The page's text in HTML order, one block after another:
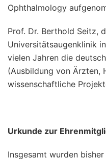
Ophthalmology
Prof. Dr. Berthold Seitz,
Universitätsaugenklinik
vielen Jahren die
(Ausbildung von Ärzten,
wissenschaftliche
Urkunde zur
Insgesamt wurden